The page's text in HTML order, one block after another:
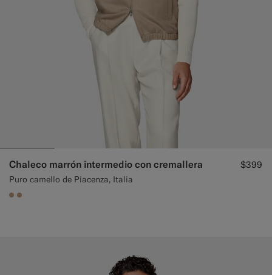
Chaleco marrón intermedio con cremallera
Puro camello de Piacenza, Italia
$399
#C4A181
#C4A181